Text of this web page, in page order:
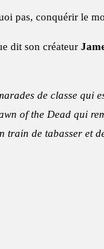
pas, conquérir le
dit son créateur
de classe qui
of the Dead qui
de tabasser et